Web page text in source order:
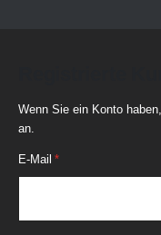
Wenn Sie ein Konto
an.
E-Mail